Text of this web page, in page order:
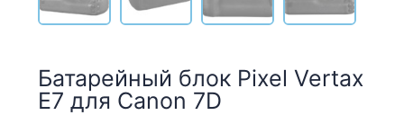
Батарейный блок Pixel Vertax
E7 для Canon 7D